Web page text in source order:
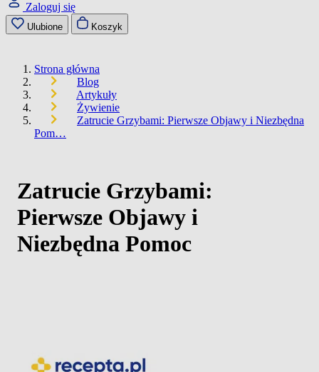
Zaloguj się
Ulubione Koszyk
Strona główna
Blog
Artykuły
Żywienie
Zatrucie Grzybami: Pierwsze Objawy i Niezbędna
Pom…
Zatrucie Grzybami:
Pierwsze Objawy i
Niezbędna Pomoc